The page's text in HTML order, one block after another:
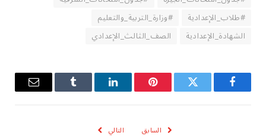
#طلاب_الإعدادية
#وزارة_التربية_والتعليم
الشهادة_الإعدادية
الصف_الثالث_الإعدادي
فيسبوك تويتر بينتيريستلينكدإن Tumblr
البريد
السابق التالي